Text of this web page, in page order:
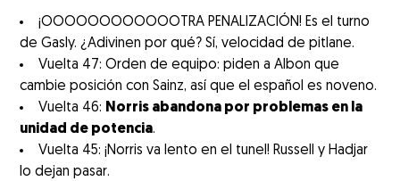
¡OOOOOOOOOOOOTRA PENALIZACIÓN! Es el turno
de Gasly. ¿Adivinen por qué? Sí, velocidad de pitlane.
Vuelta 47: Orden de equipo: piden a Albon que
cambie posición con Sainz, así que el español es noveno.
Vuelta 46: Norris abandona por problemas en la
unidad de potencia.
Vuelta 45: ¡Norris va lento en el tunel! Russell y Hadjar
lo dejan pasar.